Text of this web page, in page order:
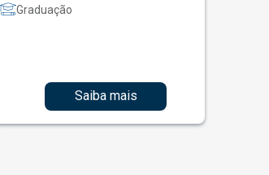
Graduação
Saiba mais